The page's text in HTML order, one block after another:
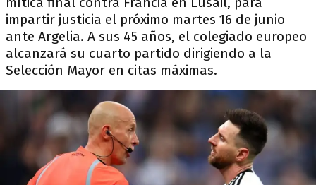
impartir justicia el próximo martes 16 de junio
ante Argelia. A sus 45 años, el colegiado europeo
alcanzará su cuarto partido dirigiendo a la
Selección Mayor en citas máximas.